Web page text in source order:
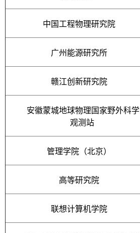
中国工程物理研究院
广州能源研究所
赣江创新研究院
安徽蒙城地球物理国家野外科学
观测站
管理学院（北京）
高等研究院
联想计算机学院